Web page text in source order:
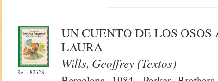
Ref.: 82628
UN CUENTO DE LOS
LAURA
Wills, Geoffrey (Textos)